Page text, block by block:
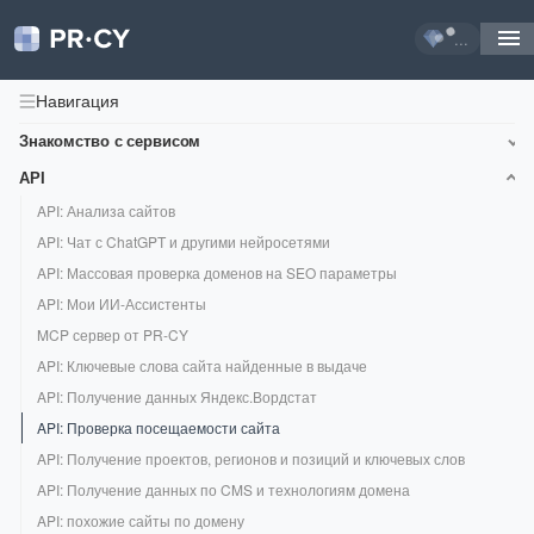
...
Навигация
Знакомство с сервисом
Краткий обзор сервиса для анализа сайтов
Лимиты и их использование
Где вы берете данные?
Тарифы: стоимость и возможности
Знакомство с интерфейсом
API
API: Анализа сайтов
API: Чат с ChatGPT и другими нейросетями
API: Массовая проверка доменов на SEO параметры
API: Мои ИИ-Ассистенты
MCP сервер от PR-CY
API: Ключевые слова сайта найденные в выдаче
API: Получение данных Яндекс.Вордстат
API: Проверка посещаемости сайта
API: Получение проектов, регионов и позиций и ключевых слов
API: Получение данных по CMS и технологиям домена
API: похожие сайты по домену